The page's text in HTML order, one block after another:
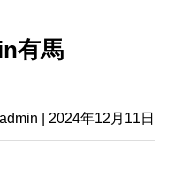
有馬
2024年12月11日